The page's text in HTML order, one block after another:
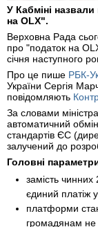
У Кабміні
на OLX".
Верховна Рада
про "податок на
січня наступного
Про це пише РБК-
України Сергія
повідомляють
За словами
автоматичний
стандартів ЄС
залучений до
Головні
замість
єдиний платіж
платформи
громадянам не